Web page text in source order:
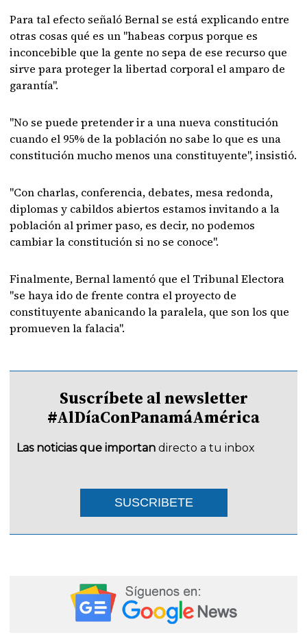
Para tal efecto señaló Bernal se está explicando entre
otras cosas qué es un "habeas corpus porque es
inconcebible que la gente no sepa de ese recurso que
sirve para proteger la libertad corporal el amparo de
garantía".
"No se puede pretender ir a una nueva constitución
cuando el 95% de la población no sabe lo que es una
constitución mucho menos una constituyente", insistió.
"Con charlas, conferencia, debates, mesa redonda,
diplomas y cabildos abiertos estamos invitando a la
población al primer paso, es decir, no podemos
cambiar la constitución si no se conoce".
Finalmente, Bernal lamentó que el Tribunal Electora
"se haya ido de frente contra el proyecto de
constituyente abanicando la paralela, que son los que
promueven la falacia".
Suscríbete al newsletter
#AlDíaConPanamáAmérica
Las noticias que importan directo a tu inbox
SUSCRIBETE